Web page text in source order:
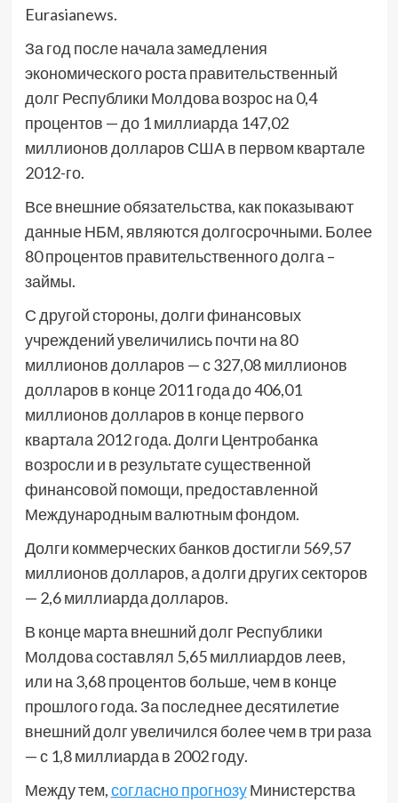
Eurasianews.
За год после начала замедления
экономического роста правительственный
долг Республики Молдова возрос на 0,4
процентов — до 1 миллиарда 147,02
миллионов долларов США в первом квартале
2012-го.
Все внешние обязательства, как показывают
данные НБМ, являются долгосрочными. Более
80 процентов правительственного долга –
займы.
С другой стороны, долги финансовых
учреждений увеличились почти на 80
миллионов долларов — с 327,08 миллионов
долларов в конце 2011 года до 406,01
миллионов долларов в конце первого
квартала 2012 года. Долги Центробанка
возросли и в результате существенной
финансовой помощи, предоставленной
Международным валютным фондом.
Долги коммерческих банков достигли 569,57
миллионов долларов, а долги других секторов
— 2,6 миллиарда долларов.
В конце марта внешний долг Республики
Молдова составлял 5,65 миллиардов леев,
или на 3,68 процентов больше, чем в конце
прошлого года. За последнее десятилетие
внешний долг увеличился более чем в три раза
— с 1,8 миллиарда в 2002 году.
Между тем,согласно прогнозуМинистерства